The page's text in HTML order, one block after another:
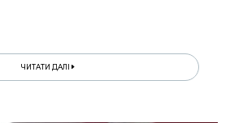
ЧИТАТИ ДАЛІ